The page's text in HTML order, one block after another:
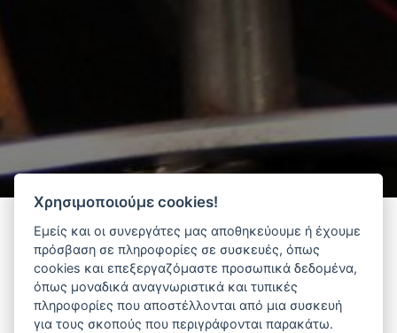
Φίλτρα
Χρησιμοποιούμε cookies!
Εμείς και οι συνεργάτες μας αποθηκεύουμε ή έχουμε
πρόσβαση σε πληροφορίες σε συσκευές, όπως
cookies και επεξεργαζόμαστε προσωπικά δεδομένα,
όπως μοναδικά αναγνωριστικά και τυπικές
πληροφορίες που αποστέλλονται από μια συσκευή
για τους σκοπούς που περιγράφονται παρακάτω.